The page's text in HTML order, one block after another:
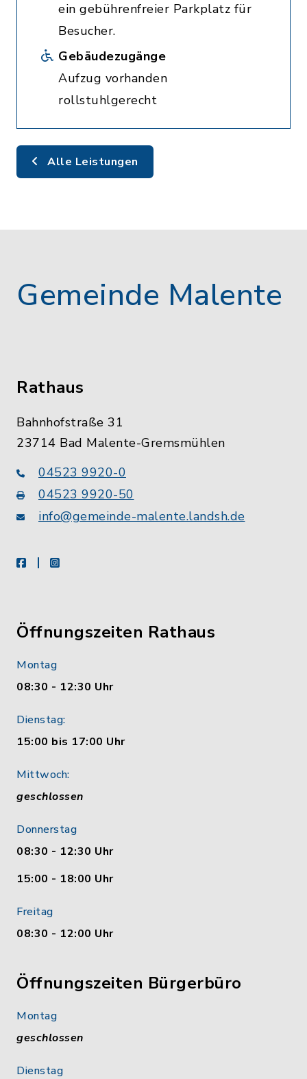
ein gebührenfreier Parkplatz für
Besucher.
Gebäudezugänge
Aufzug vorhanden
rollstuhlgerecht
Alle Leistungen
Gemeinde Malente
Rathaus
Bahnhofstraße 31
23714 Bad Malente-Gremsmühlen
04523 9920-0
04523 9920-50
info@gemeinde-malente.landsh.de
facebookinstagram
Öffnungszeiten Rathaus
Montag
08:30 - 12:30 Uhr
Dienstag:
15:00 bis 17:00 Uhr
Mittwoch:
geschlossen
Donnerstag
08:30 - 12:30 Uhr
15:00 - 18:00 Uhr
Freitag
08:30 - 12:00 Uhr
Öffnungszeiten Bürgerbüro
Montag
geschlossen
Dienstag